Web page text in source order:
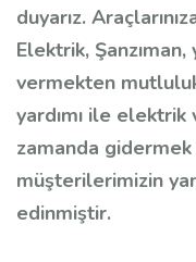
duyarız.
Elektrik,
vermekten
yardımı ile elektrik
zamanda
müşterilerimizin
edinmiştir.